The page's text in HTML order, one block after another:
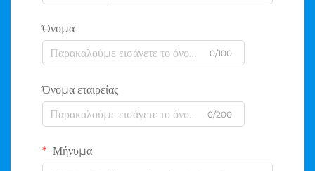
Όνομα
0/100
Όνομα εταιρείας
0/200
Μήνυμα